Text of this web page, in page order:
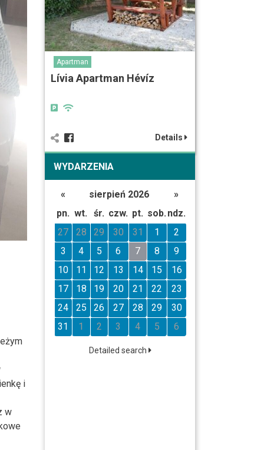
i
w
Apartman
Lívia Apartman Hévíz
Details
WYDARZENIA
« sierpień 2026
»
pn. wt. śr. czw. pt. sob. ndz.
27
28 29 30 31 1
2
3
4 5 6 7 8
9
10
11 12 13 14 15
16
17
18 19 20 21 22
23
24
25 26 27 28 29
30
31
1 2 3 4 5 6
Detailed search